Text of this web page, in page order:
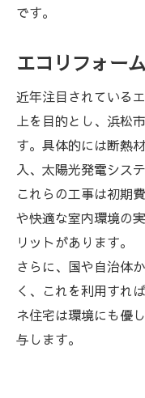
です。
エコリフォー
近年注目されている
上を目的とし、浜松
す。具体的には断熱
入、太陽光発電シス
これらの工事は初期
や快適な室内環境の
リットがあります。
さらに、国や自治体
く、これを利用すれ
ネ住宅は環境にも優
与します。